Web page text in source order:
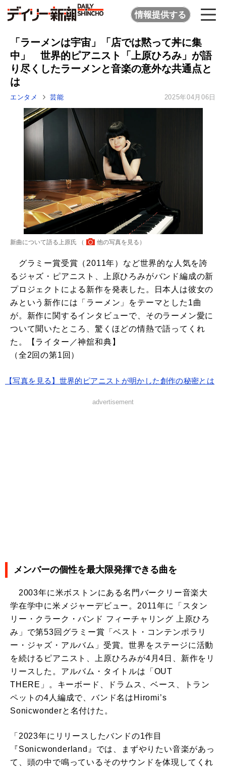
情報提供する
「ラーメンは宇宙」「店では黙って丼に集
中」 世界的ピアニスト「上原ひろみ」が語
り尽くしたラーメンと音楽の意外な共通点と
は
エンタメ 芸能 2025年04月06日
新曲について語る上原氏 （ 他の写真を見る ）
グラミー賞受賞（2011年）など世界的な人気を誇
るジャズ・ピアニスト、上原ひろみがバンド編成の新
プロジェクトによる新作を発表した。日本人は彼女の
みという新作には「ラーメン」をテーマとした1曲
が。新作に関するインタビューで、そのラーメン愛に
ついて聞いたところ、驚くほどの情熱で語ってくれ
た。【ライター／神舘和典】
（全2回の第1回）
【写真を見る】世界的ピアニストが明かした創作の秘密とは
advertisement
メンバーの個性を最大限発揮できる曲を
2003年に米ボストンにある名門バークリー音楽大
学在学中に米メジャーデビュー。2011年に「スタン
リー・クラーク・バンド フィーチャリング 上原ひろ
み」で第53回グラミー賞「ベスト・コンテンポラリ
ー・ジャズ・アルバム」受賞。世界をステージに活動
を続けるピアニスト、上原ひろみが4月4日、新作をリ
リースした。アルバム・タイトルは「OUT
THERE」。キーボード、ドラムス、ベース、トラン
ペットの4人編成で、バンド名はHiromi’s
Sonicwonderと名付けた。
「2023年にリリースしたバンドの1作目
『Sonicwonderland』では、まずやりたい音楽があっ
て、頭の中で鳴っているそのサウンドを体現してくれ